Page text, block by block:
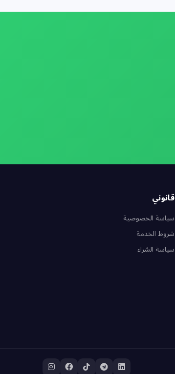
قانوني
سياسة الخصوصية
شروط الخدمة
سياسة الشراء